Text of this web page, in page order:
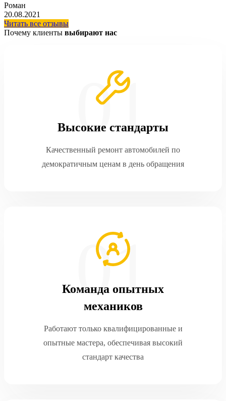
Роман
20.08.2021
Читать все отзывы
Почему клиенты выбирают нас
Высокие стандарты
Качественный ремонт автомобилей по
демократичным ценам в день обращения
Команда опытных
механиков
Работают только квалифицированные и
опытные мастера, обеспечивая высокий
стандарт качества